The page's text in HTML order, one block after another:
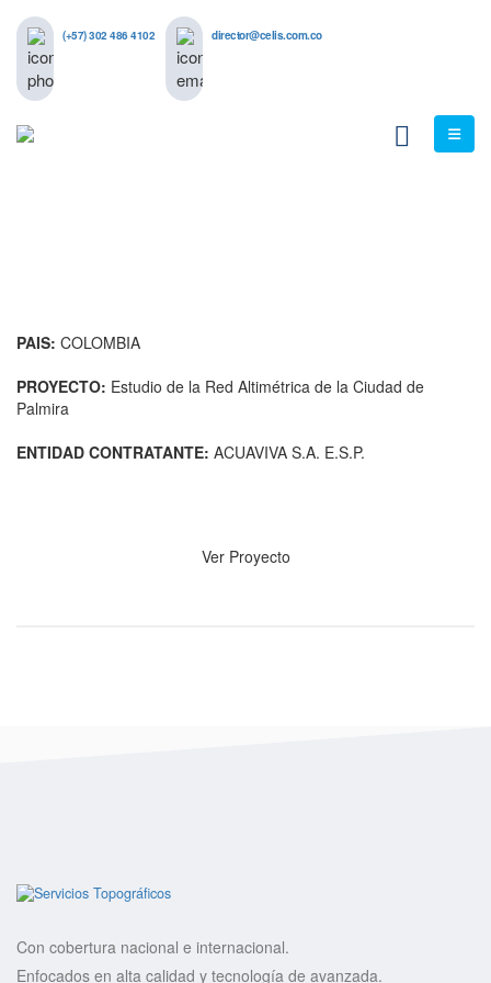
(+57) 302 486 4102 director@celis.com.co
PAIS: COLOMBIA
PROYECTO: Estudio de la Red Altimétrica de la Ciudad de
Palmira
ENTIDAD CONTRATANTE: ACUAVIVA S.A. E.S.P.
Ver Proyecto
Con cobertura nacional e internacional.
Enfocados en alta calidad y tecnología de avanzada.